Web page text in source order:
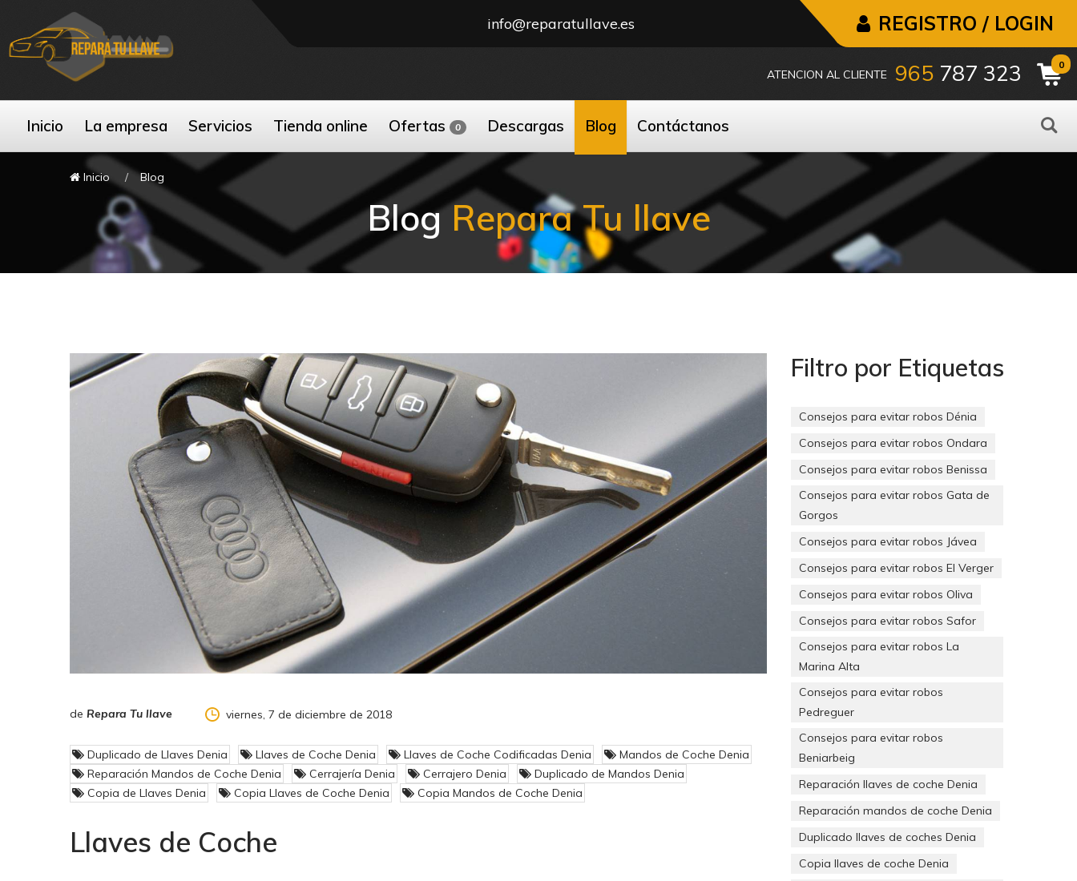
info@reparatullave.es REGISTRO / LOGIN
ATENCION AL CLIENTE 965 787 323 0
Inicio La empresa Servicios Tienda online Ofertas 0 Descargas Blog Contáctanos
Inicio Blog
BlogRepara Tu llave
de Repara Tu llave viernes, 7 de diciembre de 2018
Duplicado de Llaves Denia Llaves de Coche Denia Llaves de Coche Codificadas Denia
Mandos de Coche Denia
Reparación Mandos de Coche Denia
Cerrajería Denia Cerrajero Denia
Duplicado de Mandos Denia
Copia de Llaves Denia
Copia Llaves de Coche Denia Copia Mandos de Coche Denia
Llaves de Coche
Filtro por Etiquetas
Consejos para evitar robos Dénia
Consejos para evitar robos Ondara
Consejos para evitar robos Benissa
Consejos para evitar robos Gata de
Gorgos
Consejos para evitar robos Jávea
Consejos para evitar robos El Verger
Consejos para evitar robos Oliva
Consejos para evitar robos Safor
Consejos para evitar robos La
Marina Alta
Consejos para evitar robos
Pedreguer
Consejos para evitar robos
Beniarbeig
Reparación llaves de coche Denia
Reparación mandos de coche Denia
Duplicado llaves de coches Denia
Copia llaves de coche Denia